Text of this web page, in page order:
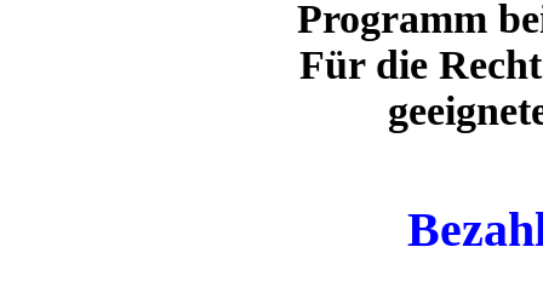
Programm
Für die